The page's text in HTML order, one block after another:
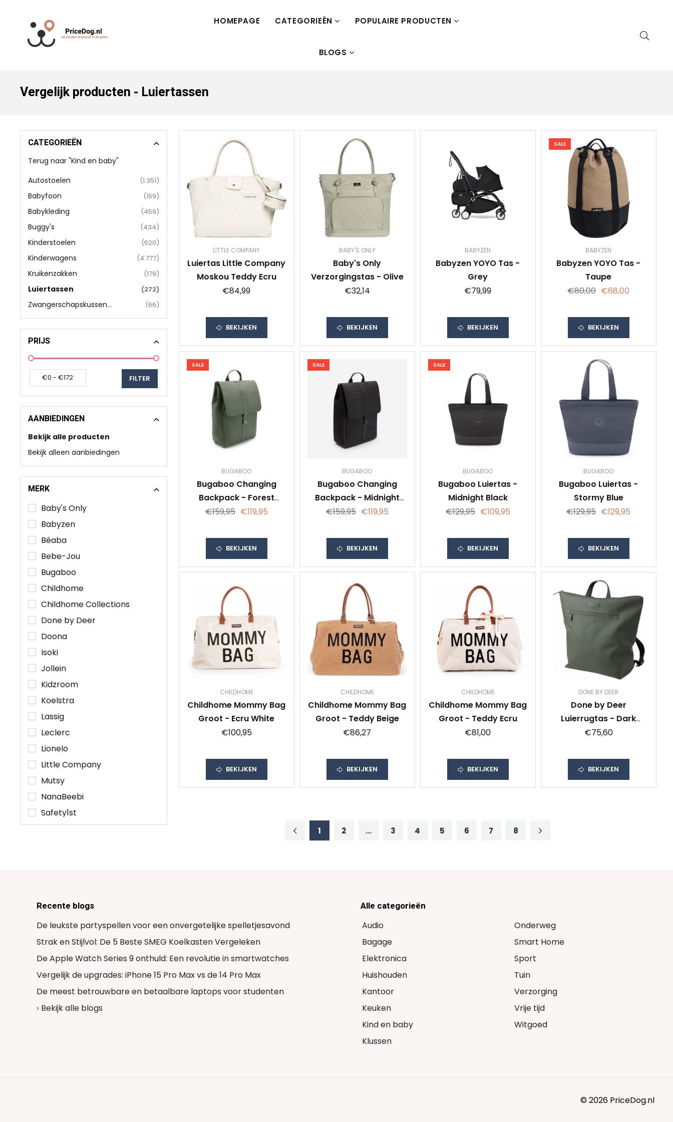
HOMEPAGE CATEGORIEËN POPULAIRE PRODUCTEN
BLOGS
Vergelijk producten - Luiertassen
CATEGORIEËN
Terug naar "Kind en baby"
Autostoelen
(1.351)
Babyfoon (169)
Babykleding (459)
Buggy's (434)
Kinderstoelen (620)
Kinderwagens (4.777)
Kruikenzakken (179)
Luiertassen (272)
Zwangerschapskussen... (66)
PRIJS
AANBIEDINGEN
Bekijk alle producten
Bekijk alleen aanbiedingen
MERK
Baby's Only
Babyzen
Béaba
Bebe-Jou
Bugaboo
Childhome
Childhome Collections
Done by Deer
Doona
Isoki
Jollein
Kidzroom
Koelstra
Lassig
Leclerc
Lionelo
Little Company
Mutsy
NanaBeebi
Safety1st
Storksak
LITTLE COMPANY
Luiertas Little Company
Moskou Teddy Ecru
€84,99
BEKIJKEN
BABY'S ONLY
Baby's Only
Verzorgingstas - Olive
€32,14
BEKIJKEN
BABYZEN
Babyzen YOYO Tas -
Grey
€79,99
BEKIJKEN
SALE
BABYZEN
Babyzen YOYO Tas -
Taupe
€80,00 €68,00
BEKIJKEN
SALE
BUGABOO
Bugaboo Changing
Backpack - Forest
Green
€159,95 €119,95
BEKIJKEN
SALE
BUGABOO
Bugaboo Changing
Backpack - Midnight
Black
€159,95 €119,95
BEKIJKEN
SALE
BUGABOO
Bugaboo Luiertas -
Midnight Black
€129,95 €109,95
BEKIJKEN
BUGABOO
Bugaboo Luiertas -
Stormy Blue
€129,95 €129,95
BEKIJKEN
CHILDHOME
Childhome Mommy Bag
Groot - Ecru White
€100,95
BEKIJKEN
CHILDHOME
Childhome Mommy Bag
Groot - Teddy Beige
€86,27
BEKIJKEN
CHILDHOME
Childhome Mommy Bag
Groot - Teddy Ecru
€81,00
BEKIJKEN
DONE BY DEER
Done by Deer
Luierrugtas - Dark
Green
€75,60
BEKIJKEN
1 2 ... 3 4 5 6 7 8
Recente blogs
De leukste partyspellen voor een onvergetelijke spelletjesavond
Strak en Stijlvol: De 5 Beste SMEG Koelkasten Vergeleken
De Apple Watch Series 9 onthuld: Een revolutie in smartwatches
Vergelijk de upgrades: iPhone 15 Pro Max vs de 14 Pro Max
De meest betrouwbare en betaalbare laptops voor studenten
Bekijk alle blogs
Alle categorieën
Audio
Bagage
Elektronica
Huishouden
Kantoor
Keuken
Kind en baby
Klussen
Onderweg
Smart Home
Sport
Tuin
Verzorging
Vrije tijd
Witgoed
© 2026 PriceDog.nl